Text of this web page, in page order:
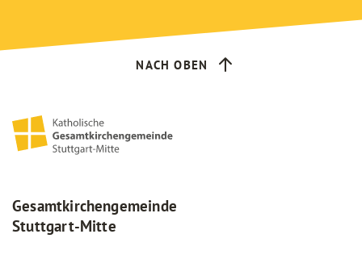
NACH OBEN
Gesamtkirchengemeinde
Stuttgart-Mitte